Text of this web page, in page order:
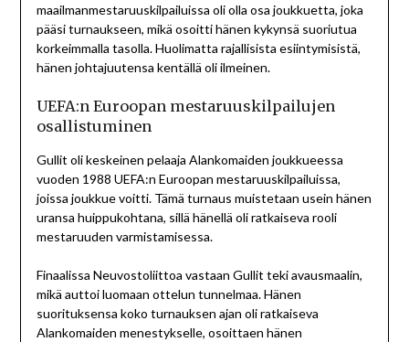
maailmanmestaruuskilpailuissa oli olla osa joukkuetta, joka
pääsi turnaukseen, mikä osoitti hänen kykynsä suoriutua
korkeimmalla tasolla. Huolimatta rajallisista esiintymisistä,
hänen johtajuutensa kentällä oli ilmeinen.
UEFA:n Euroopan mestaruuskilpailujen
osallistuminen
Gullit oli keskeinen pelaaja Alankomaiden joukkueessa
vuoden 1988 UEFA:n Euroopan mestaruuskilpailuissa,
joissa joukkue voitti. Tämä turnaus muistetaan usein hänen
uransa huippukohtana, sillä hänellä oli ratkaiseva rooli
mestaruuden varmistamisessa.
Finaalissa Neuvostoliittoa vastaan Gullit teki avausmaalin,
mikä auttoi luomaan ottelun tunnelmaa. Hänen
suorituksensa koko turnauksen ajan oli ratkaiseva
Alankomaiden menestykselle, osoittaen hänen